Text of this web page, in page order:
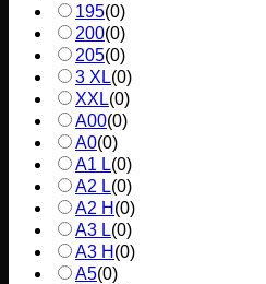
195(0)
200(0)
205(0)
3 XL(0)
XXL(0)
A00(0)
A0(0)
A1 L(0)
A2 L(0)
A2 H (0)
A3 L(0)
A3 H (0)
A5(0)